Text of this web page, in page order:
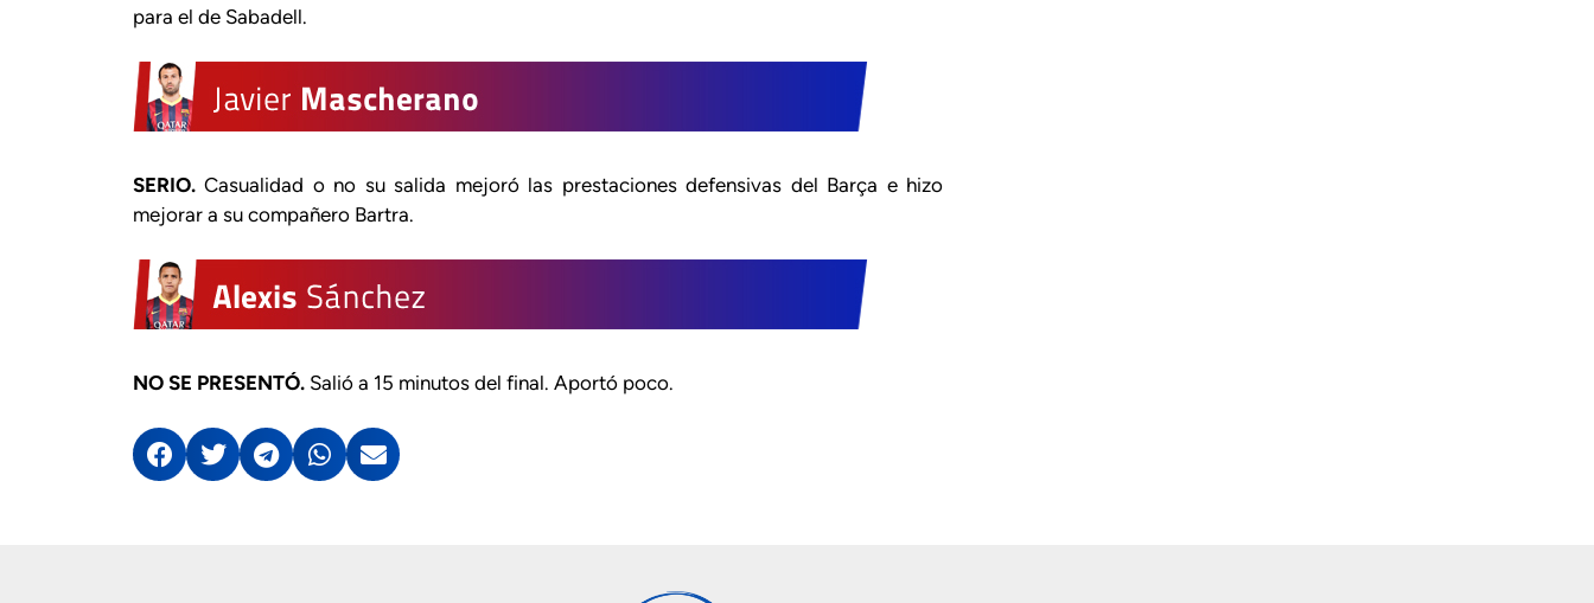
para el de Sabadell.
SERIO. Casualidad o no su salida mejoró las prestaciones defensivas del Barça e hizo
mejorar a su compañero Bartra.
NO SE PRESENTÓ. Salió a 15 minutos del final. Aportó poco.